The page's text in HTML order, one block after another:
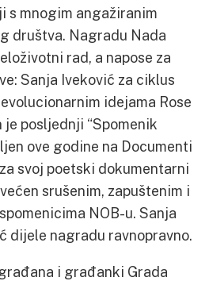
s mnogim angažiranim
društva. Nagradu Nada
rad, a napose za
Sanja Iveković za ciklus
idejama Rose
posljednji “Spomenik
ove godine na Documenti
svoj poetski dokumentarni
srušenim, zapuštenim i
NOB-u. Sanja
dijele nagradu ravnopravno.
i građanki Grada